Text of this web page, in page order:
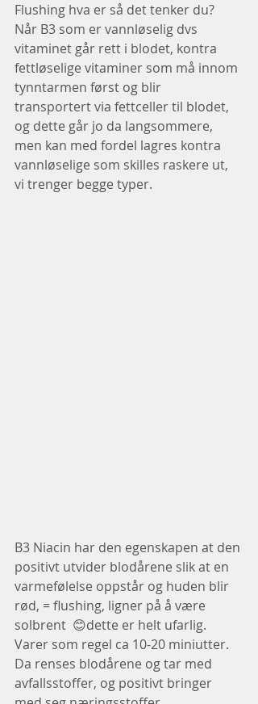
Flushing hva er så det tenker du?
Når B3 som er vannløselig dvs
vitaminet går rett i blodet, kontra
fettløselige vitaminer som må innom
tynntarmen først og blir
transportert via fettceller til blodet,
og dette går jo da langsommere,
men kan med fordel lagres kontra
vannløselige som skilles raskere ut,
vi trenger begge typer.
B3 Niacin har den egenskapen at den
positivt utvider blodårene slik at en
varmefølelse oppstår og huden blir
rød, = flushing, ligner på å være
solbrent  😊dette er helt ufarlig.
Varer som regel ca 10-20 miniutter.
Da renses blodårene og tar med
avfallsstoffer, og positivt bringer